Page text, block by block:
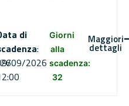
di
:
09/2026
Giorni
alla
scadenza:
32
Maggiori
dettagli